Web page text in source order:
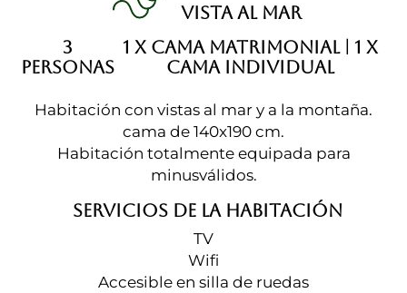
VISTA AL MAR
3
PERSONAS
1 X CAMA MATRIMONIAL| 1 X
CAMA INDIVIDUAL
Habitación con vistas al mar y a la montaña.
cama de 140x190 cm.
Habitación totalmente equipada para
minusválidos.
SERVICIOS DE LA HABITACIÓN
TV
Wifi
Accesible en silla de ruedas